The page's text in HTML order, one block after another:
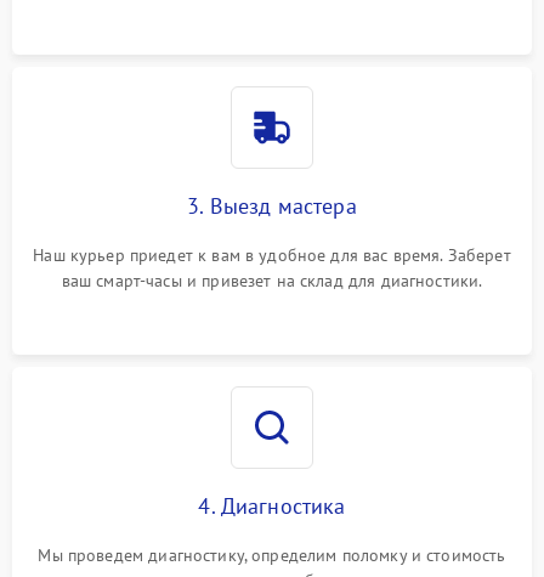
3. Выезд мастера
Наш курьер приедет к вам в удобное для вас время. Заберет
ваш смарт-часы и привезет на склад для диагностики.
4. Диагностика
Мы проведем диагностику, определим поломку и стоимость